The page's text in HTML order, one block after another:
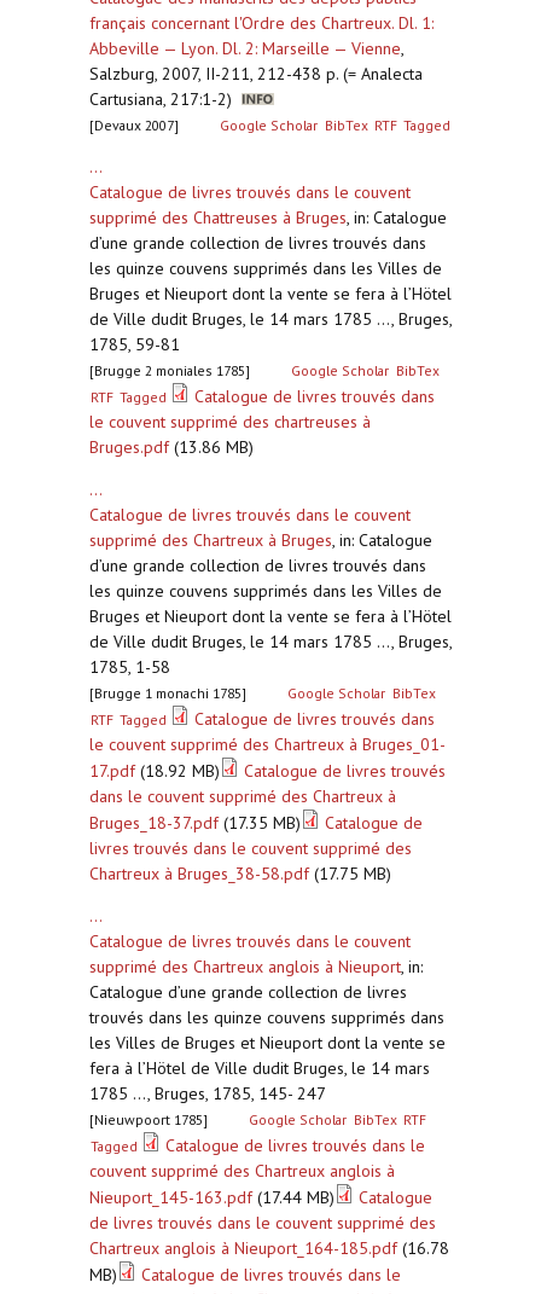
français concernant l'Ordre des Chartreux. Dl. 1:
Abbeville — Lyon. Dl. 2: Marseille — Vienne,
Salzburg, 2007, II-211, 212-438 p. (= Analecta
Cartusiana, 217:1-2)
[Devaux 2007] Google Scholar BibTex RTF Tagged
...
Catalogue de livres trouvés dans le couvent
supprimé des Chattreuses à Bruges, in: Catalogue
d’une grande collection de livres trouvés dans
les quinze couvens supprimés dans les Villes de
Bruges et Nieuport dont la vente se fera à l’Hötel
de Ville dudit Bruges, le 14 mars 1785 ..., Bruges,
1785, 59-81
[Brugge 2 moniales 1785] Google Scholar BibTex
RTF Tagged
Catalogue de livres trouvés dans
le couvent supprimé des chartreuses à
Bruges.pdf(13.86 MB)
...
Catalogue de livres trouvés dans le couvent
supprimé des Chartreux à Bruges, in: Catalogue
d’une grande collection de livres trouvés dans
les quinze couvens supprimés dans les Villes de
Bruges et Nieuport dont la vente se fera à l’Hötel
de Ville dudit Bruges, le 14 mars 1785 ..., Bruges,
1785, 1-58
[Brugge 1 monachi 1785] Google Scholar BibTex
RTF Tagged
Catalogue de livres trouvés dans
le couvent supprimé des Chartreux à Bruges_01-
17.pdf(18.92 MB)
Catalogue de livres trouvés
dans le couvent supprimé des Chartreux à
Bruges_18-37.pdf(17.35 MB)
Catalogue de
livres trouvés dans le couvent supprimé des
Chartreux à Bruges_38-58.pdf(17.75 MB)
...
Catalogue de livres trouvés dans le couvent
supprimé des Chartreux anglois à Nieuport, in:
Catalogue d’une grande collection de livres
trouvés dans les quinze couvens supprimés dans
les Villes de Bruges et Nieuport dont la vente se
fera à l’Hötel de Ville dudit Bruges, le 14 mars
1785 ..., Bruges, 1785, 145- 247
[Nieuwpoort 1785] Google Scholar BibTex RTF
Tagged
Catalogue de livres trouvés dans le
couvent supprimé des Chartreux anglois à
Nieuport_145-163.pdf(17.44 MB)
Catalogue
de livres trouvés dans le couvent supprimé des
Chartreux anglois à Nieuport_164-185.pdf(16.78
MB)
Catalogue de livres trouvés dans le